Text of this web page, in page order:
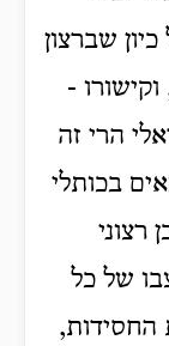
שברצון
-
הרי זה
בכותלי
רצוני
של כל
החסידות,